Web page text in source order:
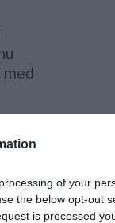
of your
the below opt-out
is processed